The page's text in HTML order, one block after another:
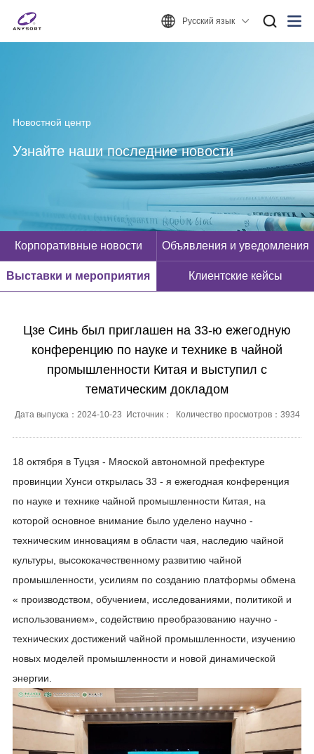
Русский язык
Новостной центр
Узнайте наши последние новости
Корпоративные новости Объявления и уведомления
Выставки и мероприятия Клиентские кейсы
Цзе Синь был приглашен на 33-ю ежегодную
конференцию по науке и технике в чайной
промышленности Китая и выступил с
тематическим докладом
Дата выпуска：2024-10-23 Источник： Количество просмотров：3934
18 октября в Туцзя - Мяоской автономной префектуре
провинции Хунси открылась 33 - я ежегодная конференция
по науке и технике чайной промышленности Китая, на
которой основное внимание было уделено научно -
техническим инновациям в области чая, наследию чайной
культуры, высококачественному развитию чайной
промышленности, усилиям по созданию платформы обмена
« производством, обучением, исследованиями, политикой и
использованием», содействию преобразованию научно -
технических достижений чайной промышленности, изучению
новых моделей промышленности и новой динамической
энергии.